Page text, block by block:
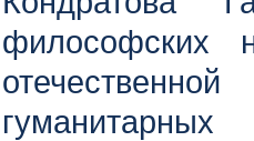
философских